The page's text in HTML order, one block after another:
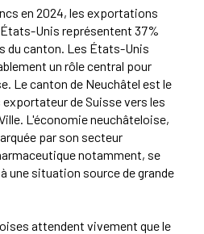
en 2024, les exportations
Unis représentent 37%
du canton. Les États-Unis
un rôle central pour
Le canton de Neuchâtel est le
de Suisse vers les
L'économie neuchâteloise,
par son secteur
notamment, se
une situation source de grande
attendent vivement que le